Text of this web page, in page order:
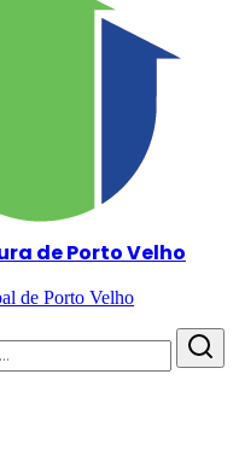
de Porto Velho
de Porto Velho